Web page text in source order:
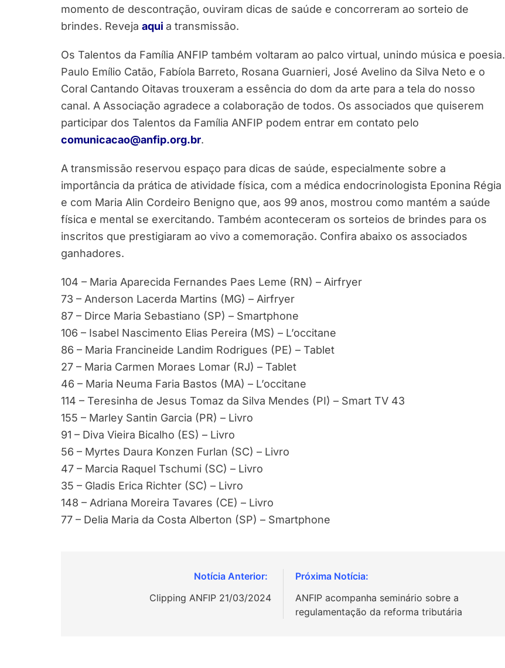
momento de descontração, ouviram dicas de saúde e concorreram ao sorteio de
brindes. Reveja aqui a transmissão.
Os Talentos da Família ANFIP também voltaram ao palco virtual, unindo música e poesia.
Paulo Emílio Catão, Fabíola Barreto, Rosana Guarnieri, José Avelino da Silva Neto e o
Coral Cantando Oitavas trouxeram a essência do dom da arte para a tela do nosso
canal. A Associação agradece a colaboração de todos. Os associados que quiserem
participar dos Talentos da Família ANFIP podem entrar em contato pelo
comunicacao@anfip.org.br.
A transmissão reservou espaço para dicas de saúde, especialmente sobre a
importância da prática de atividade física, com a médica endocrinologista Eponina Régia
e com Maria Alin Cordeiro Benigno que, aos 99 anos, mostrou como mantém a saúde
física e mental se exercitando. Também aconteceram os sorteios de brindes para os
inscritos que prestigiaram ao vivo a comemoração. Confira abaixo os associados
ganhadores.
104 – Maria Aparecida Fernandes Paes Leme (RN) – Airfryer
73 – Anderson Lacerda Martins (MG) – Airfryer
87 – Dirce Maria Sebastiano (SP) – Smartphone
106 – Isabel Nascimento Elias Pereira (MS) – L’occitane
86 – Maria Francineide Landim Rodrigues (PE) – Tablet
27 – Maria Carmen Moraes Lomar (RJ) – Tablet
46 – Maria Neuma Faria Bastos (MA) – L’occitane
114 – Teresinha de Jesus Tomaz da Silva Mendes (PI) – Smart TV 43
155 – Marley Santin Garcia (PR) – Livro
91 – Diva Vieira Bicalho (ES) – Livro
56 – Myrtes Daura Konzen Furlan (SC) – Livro
47 – Marcia Raquel Tschumi (SC) – Livro
35 – Gladis Erica Richter (SC) – Livro
148 – Adriana Moreira Tavares (CE) – Livro
77 – Delia Maria da Costa Alberton (SP) – Smartphone
Clipping ANFIP 21/03/2024
ANFIP acompanha seminário sobre a
regulamentação da reforma tributária